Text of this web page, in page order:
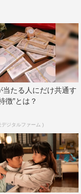
が、いつも皆さん
ん支えてくださっ
と一緒にお仕事が
寂しいんですが、
りがとうございま
撮影していたんで
、ここ1カ月はす
当たる人にだけ共通す
徴”とは？
デジタルファーム )